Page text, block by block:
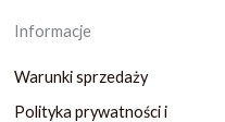
Informacje
Warunki sprzedaży
Polityka prywatności i